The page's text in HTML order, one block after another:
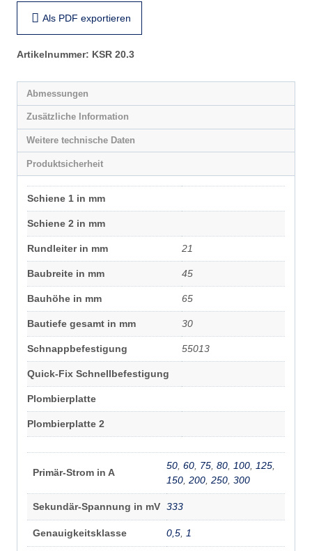
Als PDF exportieren
Artikelnummer: KSR 20.3
Abmessungen
Zusätzliche Information
Weitere technische Daten
Produktsicherheit
Schiene 1 in mm
Schiene 2 in mm
Rundleiter in mm 21
Baubreite in mm 45
Bauhöhe in mm 65
Bautiefe gesamt in mm 30
Schnappbefestigung 55013
Quick-Fix Schnellbefestigung
Plombierplatte
Plombierplatte 2
Primär-Strom in A
50, 60, 75, 80, 100, 125,
150, 200, 250, 300
Sekundär-Spannung in mV 333
Genauigkeitsklasse 0,5, 1